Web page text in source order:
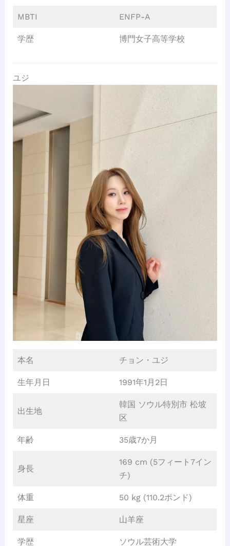
MBTI ENFP-A
学歴 博門女子高等学校
ユジ
本名 チョン・ユジ
生年月日 1991年1月2日
出生地
韓国 ソウル特別市 松坡
区
年齢 35歳7か月
身長
169 cm (5フィート7イン
チ)
体重 50 kg (110.2ポンド)
星座 山羊座
学歴 ソウル芸術大学